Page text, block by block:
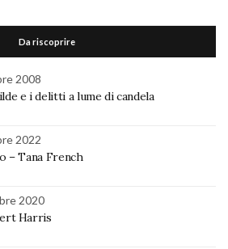
Da riscoprire
2008
e i delitti a lume di candela
2022
– Tana French
2020
Harris